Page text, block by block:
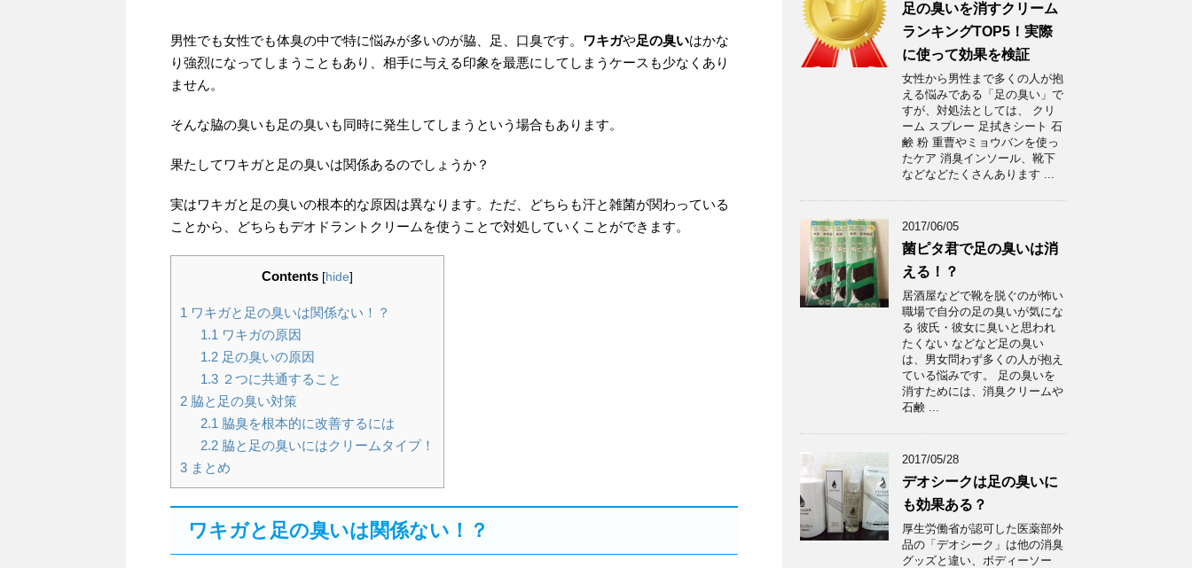
男性でも女性でも体臭の中で特に悩みが多いのが脇、足、口臭です。 ワキガや足の臭いはかな
り強烈になってしまうこともあり、相手に与える印象を最悪にしてしまうケースも少なくあり
ません。
そんな脇の臭いも足の臭いも同時に発生してしまうという場合もあります。
果たしてワキガと足の臭いは関係あるのでしょうか？
実はワキガと足の臭いの根本的な原因は異なります。ただ、どちらも汗と雑菌が関わっている
ことから、どちらもデオドラントクリームを使うことで対処していくことができます。
Contents [hide]
1 ワキガと足の臭いは関係ない！？
1.1 ワキガの原因
1.2足の臭いの原因
1.3２つに共通すること
2 脇と足の臭い対策
2.1 脇臭を根本的に改善するには
2.2脇と足の臭いにはクリームタイプ！
3 まとめ
ワキガと足の臭いは関係ない！？
足の臭いを消すクリーム
ランキングTOP5！実際
に使って効果を検証
女性から男性まで多くの人が抱
える悩みである「足の臭い」で
すが、対処法としては、 クリ
ーム スプレー 足拭きシート 石
鹸 粉 重曹やミョウバンを使っ
たケア 消臭インソール、靴下
などなどたくさんあります ...
2017/06/05
菌ピタ君で足の臭いは消
える！？
居酒屋などで靴を脱ぐのが怖い
職場で自分の足の臭いが気にな
る 彼氏・彼女に臭いと思われ
たくない などなど足の臭い
は、男女問わず多くの人が抱え
ている悩みです。 足の臭いを
消すためには、消臭クリームや
石鹸 ...
2017/05/28
デオシークは足の臭いに
も効果ある？
厚生労働省が認可した医薬部外
品の「デオシーク」は他の消臭
グッズと違い、ボディーソー